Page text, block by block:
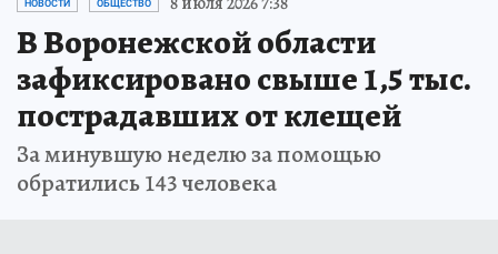
НОВОСТИ ОБЩЕСТВО
В Воронежской области
зафиксировано свыше 1,5 тыс.
пострадавших от клещей
За минувшую неделю за помощью
обратились 143 человека